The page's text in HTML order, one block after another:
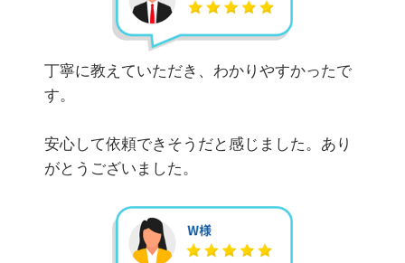
丁寧に教えていただき、わかりやすかったで
す。
安心して依頼できそうだと感じました。あり
がとうございました。